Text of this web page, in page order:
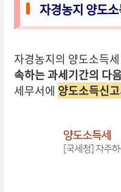
자경농지 양도
자경농지의 양도소득
속하는 과세기간의 다
세무서에 양도소득신